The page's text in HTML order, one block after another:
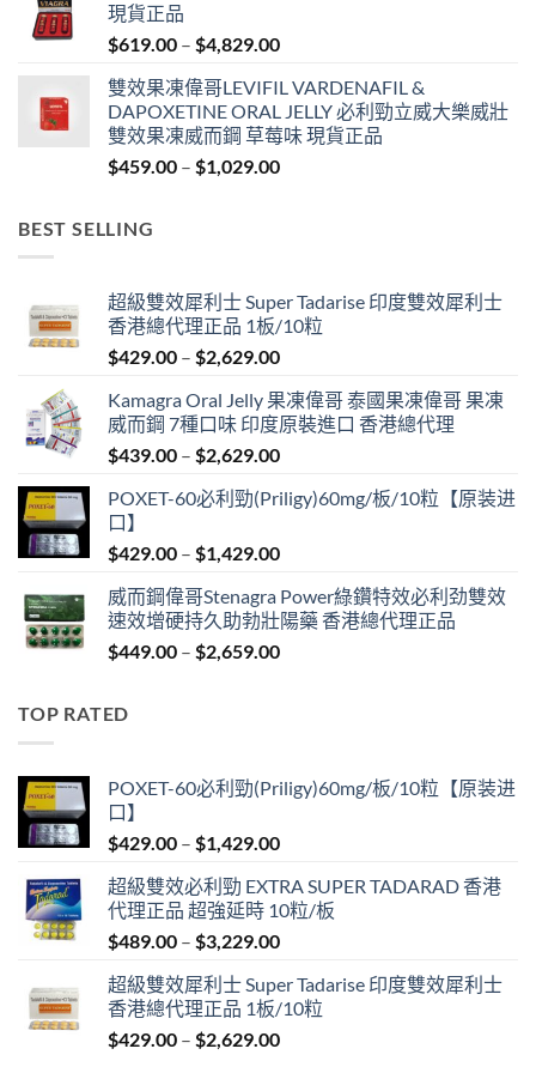
$1,329.00
現貨正品
$619.00 – $4,829.00Price
$619.00
through
$4,829.00
雙效果凍偉哥LEVIFIL VARDENAFIL &
DAPOXETINE ORAL JELLY 必利勁立威大樂威壯
雙效果凍威而鋼 草莓味 現貨正品
$459.00 – $1,029.00Price
BEST SELLING
超級雙效犀利士 Super Tadarise 印度雙效犀利士
香港總代理正品 1板/10粒
$429.00 – $2,629.00Price
$429.00
through
$2,629.00
Kamagra Oral Jelly 果凍偉哥 泰國果凍偉哥 果凍
威而鋼 7種口味 印度原裝進口 香港總代理
$439.00 – $2,629.00Price
$439.00
$2,629.00
POXET-60必利勁(Priligy)60mg/板/10粒【原装进
口】
$429.00 – $1,429.00Price
$429.00
through
$1,429.00
威而鋼偉哥Stenagra Power綠鑽特效必利劲雙效
速效增硬持久助勃壯陽藥 香港總代理正品
$449.00 – $2,659.00Price
TOP RATED
POXET-60必利勁(Priligy)60mg/板/10粒【原装进
口】
$429.00 – $1,429.00Price
$429.00
through
$1,429.00
超級雙效必利勁 EXTRA SUPER TADARAD 香港
代理正品 超強延時 10粒/板
$489.00 – $3,229.00Price
$489.00
through
$3,229.00
超級雙效犀利士 Super Tadarise 印度雙效犀利士
香港總代理正品 1板/10粒
$429.00 – $2,629.00Price